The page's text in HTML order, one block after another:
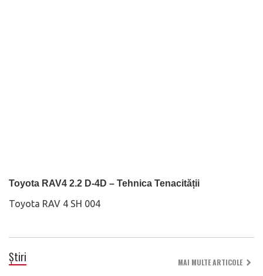
Toyota RAV4 2.2 D-4D – Tehnica Tenacității
Toyota RAV 4 SH 004
Știri MAI MULTE ARTICOLE